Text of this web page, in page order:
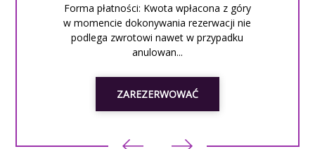
Forma płatności: Kwota wpłacona z góry
w momencie dokonywania rezerwacji nie
podlega zwrotowi nawet w przypadku
anulowan...
ZAREZERWOWAĆ